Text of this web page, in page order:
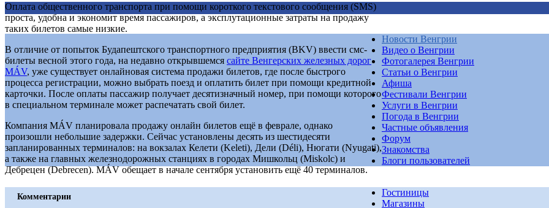
Оплата общественного транспорта при помощи короткого текстового сообщения (SMS)
проста, удобна и экономит время пассажиров, а эксплутационные затраты на продажу
таких билетов самые низкие.
В отличие от попыток Будапештского транспортного предприятия (BKV) ввести смс-
билеты весной этого года, на недавно открывшемся сайте Венгерских железных дорог
MÁV, уже существует онлайновая система продажи билетов, где после быстрого
процесса регистрации, можно выбрать поезд и оплатить билет при помощи кредитной
карточки. После оплаты пассажир получает десятизначный номер, при помощи которого
в специальном терминале может распечатать свой билет.
Компания MÁV планировала продажу онлайн билетов ещё в феврале, однако
произошли небольшие задержки. Сейчас установлены десять из шестидесяти
запланированных терминалов: на вокзалах Келети (Keleti), Дели (Déli), Нюгати (Nyugati),
а также на главных железнодорожных станциях в городах Мишкольц (Miskolc) и
Дебрецен (Debrecen). MÁV обещает в начале сентября установить ещё 40 терминалов.
Комментарии
Новости Венгрии
Видео о Венгрии
Фотогалерея Венгрии
Статьи о Венгрии
Афиша
Фестивали Венгрии
Услуги в Венгрии
Погода в Венгрии
Частные объявления
Форум
Знакомства
Блоги пользователей
Гостиницы
Магазины